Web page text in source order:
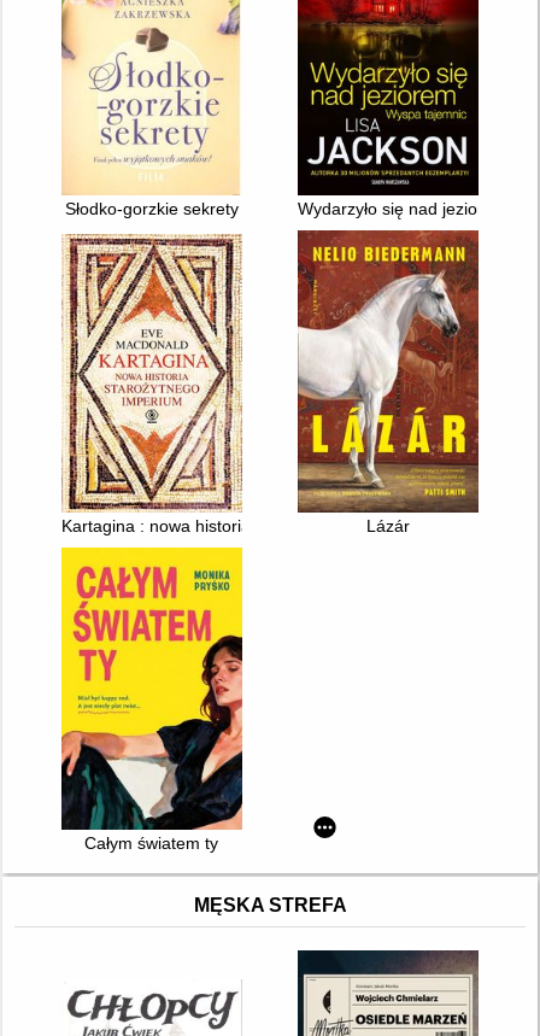
Słodko-gorzkie sekrety Wydarzyło się nad jeziorem :
Kartagina : nowa historia starożytnego imperium
Lázár
Całym światem ty
MĘSKA STREFA